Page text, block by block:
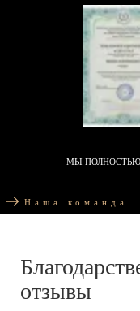
МЫ
Наша команда
отзывы